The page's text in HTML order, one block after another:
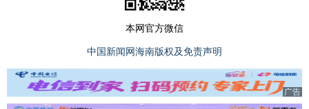
本网官方微信
中国新闻网海南版权及免责声明
广告